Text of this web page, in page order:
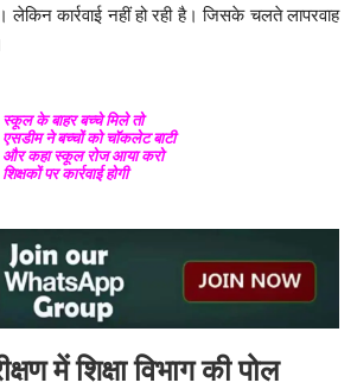
लेकिन कार्रवाई नहीं हो रही है। जिसके चलते लापरवाह
स्कूल के बाहर बच्चे मिले तो
एसडीम ने बच्चों को चॉकलेट बाटी
और कहा स्कूल रोज आया करो
शिक्षकों पर कार्रवाई होगी
में शिक्षा विभाग की पोल